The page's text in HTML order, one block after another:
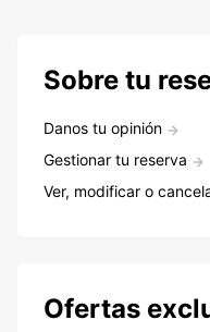
Sobre tu
Danos tu opinión
Gestionar tu reserva
Ver, modificar o
Ofertas